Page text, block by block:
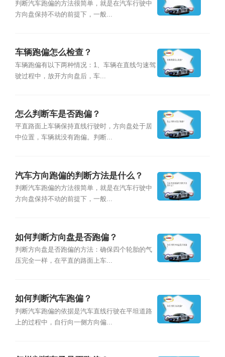
判断汽车跑偏的方法很简单，就是在汽车行驶中
方向盘保持不动的前提下，一般...
车辆跑偏怎么检查？
车辆跑偏有以下两种情况：1、车辆在直线匀速驾
驶过程中，放开方向盘后，车...
怎么判断车是否跑偏？
平直路面上车辆保持直线行驶时，方向盘处于居
中位置，车辆就没有跑偏。判断...
汽车方向跑偏的判断方法是什么？
判断汽车跑偏的方法很简单，就是在汽车行驶中
方向盘保持不动的前提下，一般...
如何判断方向盘是否跑偏？
判断方向盘是否跑偏的方法：确保四个轮胎的气
压完全一样，在平直的路面上车...
如何判断汽车跑偏？
判断汽车跑偏的依据是汽车直线行驶在平坦道路
上的过程中，自行向一侧方向偏...